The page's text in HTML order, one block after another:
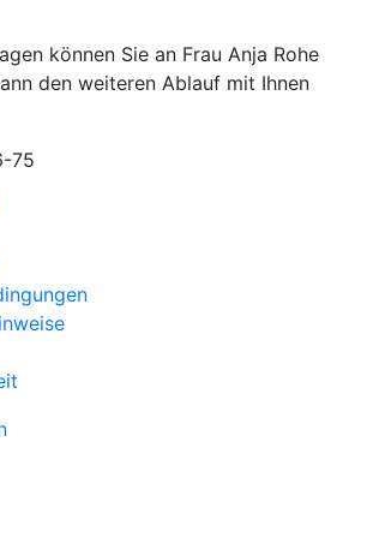
können Sie an Frau Anja Rohe
den weiteren Ablauf mit Ihnen
75